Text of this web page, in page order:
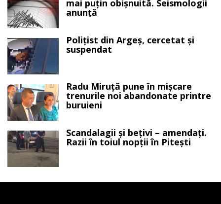
mai puțin obișnuită. Seismologii
anunță
Polițist din Argeș, cercetat și
suspendat
Radu Miruță pune în mișcare
trenurile noi abandonate printre
buruieni
Scandalagii și bețivi – amendați.
Razii în toiul nopții în Pitești